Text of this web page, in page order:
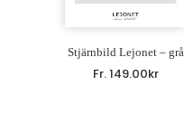
Stjärnbild Lejonet – grå
Fr.149.00kr